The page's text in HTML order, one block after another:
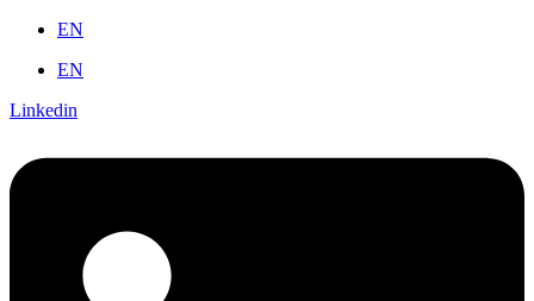
EN
EN
Linkedin